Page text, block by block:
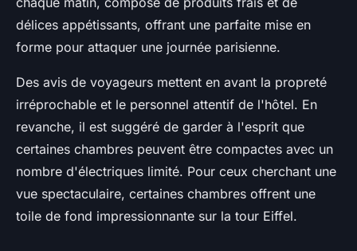
délices appétissants, offrant une parfaite mise en
forme pour attaquer une journée parisienne.
Des avis de voyageurs mettent en avant la propreté
irréprochable et le personnel attentif de l'hôtel. En
revanche, il est suggéré de garder à l'esprit que
certaines chambres peuvent être compactes avec un
nombre d'électriques limité. Pour ceux cherchant une
vue spectaculaire, certaines chambres offrent une
toile de fond impressionnante sur la tour Eiffel.